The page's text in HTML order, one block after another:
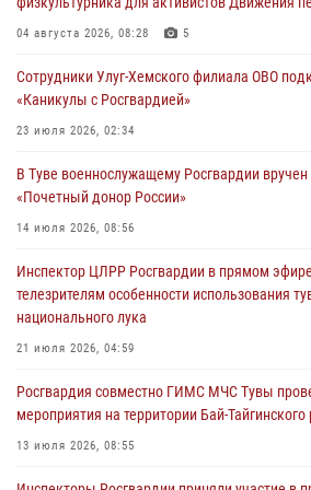
Сотрудники вневедомственной охраны
29 июля 2026, 09:41
26 сигналов «Тревога» с автотранспортов
29 июля 2026, 08:37 1
В Туве офицер Росгвардии подвела итоги
28 июля 2026, 07:48
04 августа 2026, 08:28 5
Сотрудники Улуг-Хемского филиала ОВО
«Каникулы с Росгвардией»
23 июля 2026, 02:34
В Туве военнослужащему Росгвардии
«Почетный донор России»
14 июля 2026, 08:56
Инспектор ЦЛРР Росгвардии в прямом
телезрителям особенности использования
национального лука
21 июля 2026, 04:59
Росгвардия совместно ГИМС МЧС Тувы
мероприятия на территории Бай-Тайгинского
13 июля 2026, 08:55